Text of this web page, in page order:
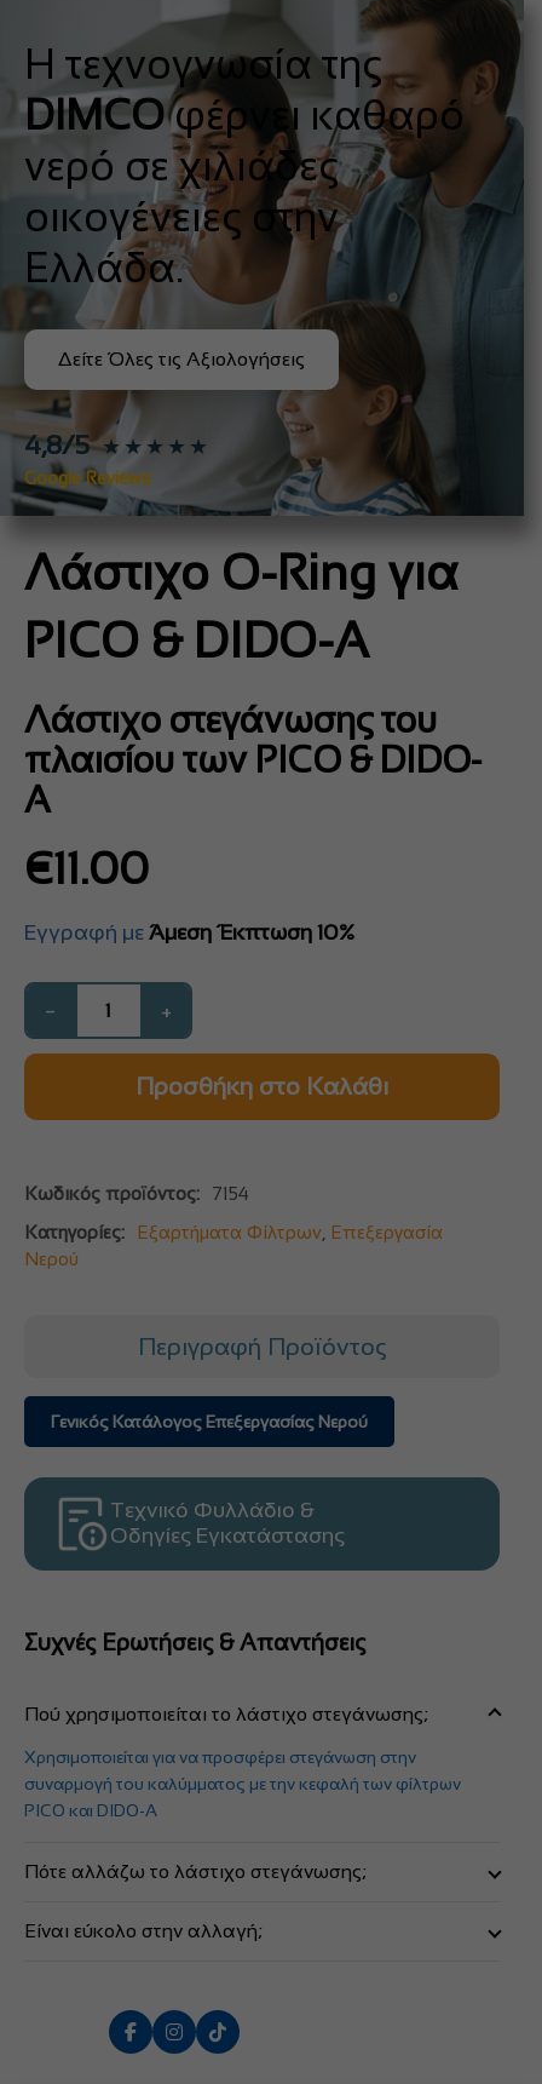
Η τεχνογνωσία της
DIMCOφέρνει καθαρό
νερό σε χιλιάδες
οικογένειες στην
Ελλάδα.
Δείτε Όλες τις Αξιολογήσεις
4,8/5 ★★★★★
Google Reviews
Λάστιχο O-Ring για
PICO & DIDO-A
Λάστιχο στεγάνωσης του
πλαισίου των PICO & DIDO-
A
€11.00
Εγγραφή με Άμεση Έκπτωση 10%
− +
Προσθήκη στο Καλάθι
Κωδικός προϊόντος:
7154
Κατηγορίες:
Εξαρτήματα Φίλτρων Επεξεργασία
Νερού
Περιγραφή Προϊόντος
Γενικός Κατάλογος Επεξεργασίας Νερού
Τεχνικό Φυλλάδιο &
Οδηγίες Εγκατάστασης
Συχνές Ερωτήσεις & Απαντήσεις
Πού χρησιμοποιείται το λάστιχο στεγάνωσης;
Χρησιμοποιείται για να προσφέρει στεγάνωση στην
συναρμογή του καλύμματος με την κεφαλή των φίλτρων
PICO και DIDO-A
Πότε αλλάζω το λάστιχο στεγάνωσης;
με την κεφαλή του φίλτρου και δεν υπάρχει ρωγμή στο
Είναι εύκολο στην αλλαγή;
καλύμματος από την κεφαλή.